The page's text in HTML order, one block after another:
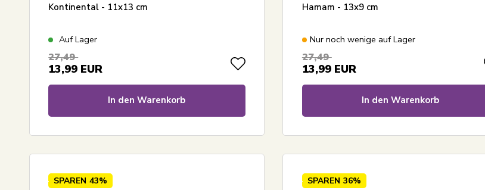
Kontinental - 11x13 cm
Auf Lager
27,49
13,99 EUR
In den Warenkorb
Hamam - 13x9 cm
Nur noch wenige auf Lager
27,49
13,99 EUR
In den Warenkorb
SPAREN 43% SPAREN 36%